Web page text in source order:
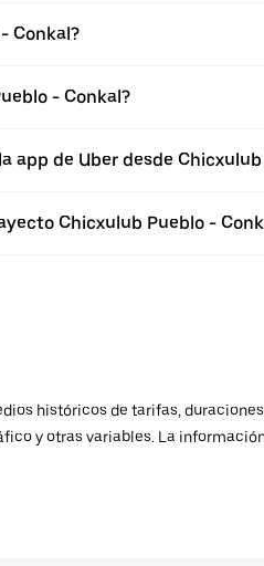
Conkal?
- Conkal?
app de Uber desde Chicxulub
Chicxulub Pueblo -
históricos de tarifas,
y otras variables. La